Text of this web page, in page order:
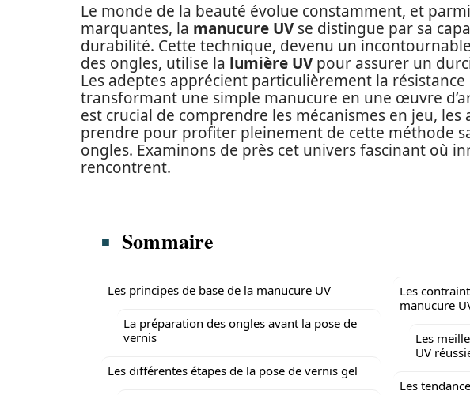
Le monde de la beauté évolue constamment, et
marquantes, la manucure UVse distingue par sa
durabilité. Cette technique, devenu un
des ongles, utilise la lumière UVpour assurer un
Les adeptes apprécient particulièrement la résistance
transformant une simple manucure en une œuvre
est crucial de comprendre les mécanismes en jeu,
prendre pour profiter pleinement de cette méthode
ongles. Examinons de près cet univers fascinant où
rencontrent.
Sommaire
Les principes de base de la manucure UV
La préparation des ongles avant la pose de
vernis
Les différentes étapes de la pose de vernis gel
Les
manucure
Les
UV
Les